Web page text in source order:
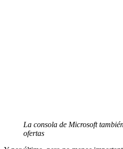
La consola de Microsoft
ofertas